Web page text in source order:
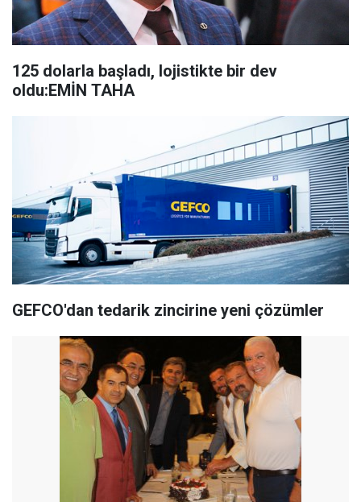
125 dolarla başladı, lojistikte bir dev
oldu:EMİN TAHA
GEFCO'dan tedarik zincirine yeni çözümler